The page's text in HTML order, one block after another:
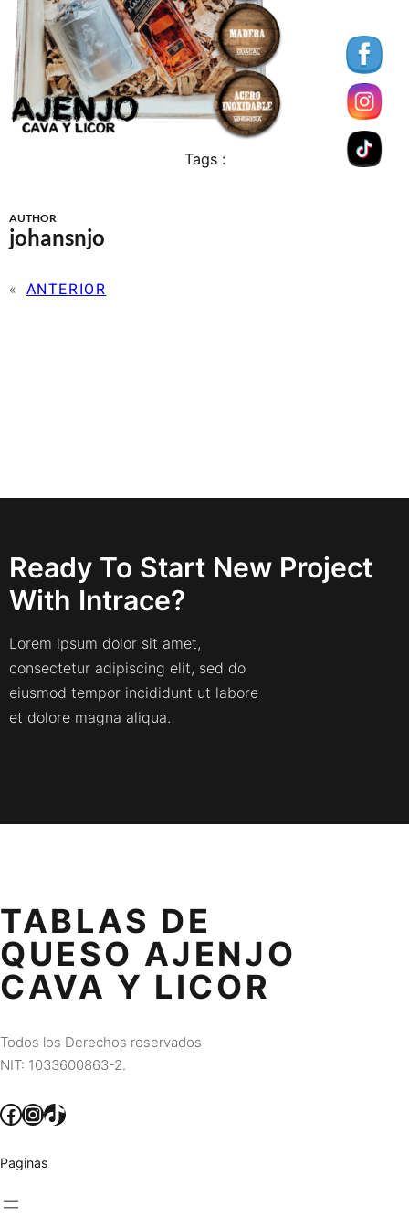
Tags :
AUTHOR
johansnjo
« ANTERIOR
Ready To Start New Project
With Intrace?
Lorem ipsum dolor sit amet,
consectetur adipiscing elit, sed do
eiusmod tempor incididunt ut labore
et dolore magna aliqua.
TABLAS DE
QUESO AJENJO
CAVA Y LICOR
Todos los Derechos reservados
NIT: 1033600863-2.
Facebook InstagramTikTok
Paginas